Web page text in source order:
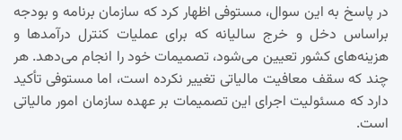
در پاسخ به این سوال، مستوفی اظهار کرد که سازمان برنامه و بودجه
براساس دخل و خرج سالیانه که برای عملیات کنترل درآمد‌ها و
هزینه‌های کشور تعیین می‌شود، تصمیمات خود را انجام می‌دهد. هر
چند که سقف معافیت مالیاتی تغییر نکرده است، اما مستوفی تأکید
دارد که مسئولیت اجرای این تصمیمات بر عهده سازمان امور مالیاتی
است.